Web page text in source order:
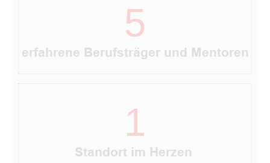
5
erfahrene Berufsträger und Mentoren
1
Standort im Herzen